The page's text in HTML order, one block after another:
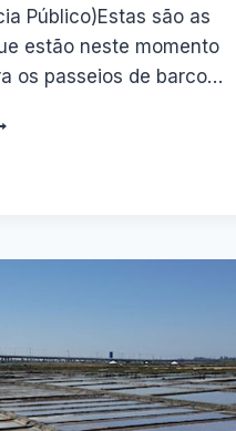
Público)Estas são as
estão neste momento
os passeios de barco…